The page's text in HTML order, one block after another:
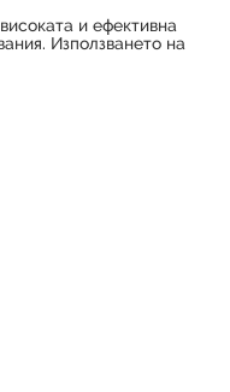
и ефективна
Използването на